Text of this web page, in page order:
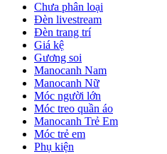
Chưa phân loại
Đèn livestream
Đèn trang trí
Giá kệ
Gương soi
Manocanh Nam
Manocanh Nữ
Móc người lớn
Móc treo quần áo
Manocanh Trẻ Em
Móc trẻ em
Phụ kiện